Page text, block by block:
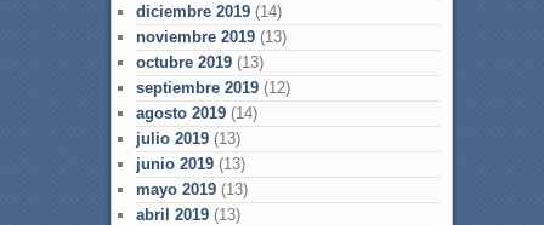
diciembre 2019(14)
noviembre 2019(13)
octubre 2019(13)
septiembre 2019(12)
agosto 2019(14)
julio 2019(13)
junio 2019(13)
mayo 2019(13)
abril 2019(13)